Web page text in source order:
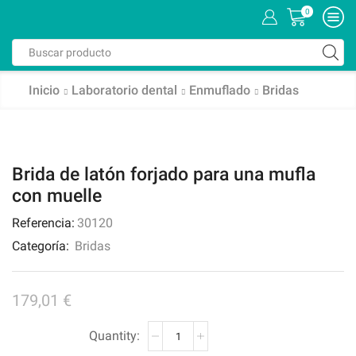
0
input
Inicio Laboratorio dental Enmuflado Bridas
Brida de latón forjado para una mufla
con muelle
Referencia: 30120
Categoría: Bridas
179,01 €
Brida
de